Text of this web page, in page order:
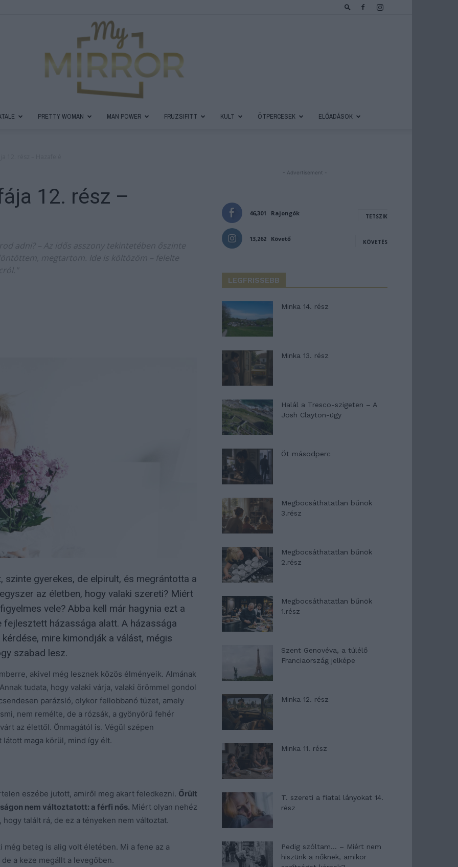
PRETTY WOMAN MAN POWER FRUZSIFITT KULT ÖTPERCESEK ELŐADÁSOK
12. rész –
adni? – Az idős asszony tekintetében őszinte
megtartom. Ide is költözöm – felelte
gyerekes, de elpirult, és megrántotta a
az életben, hogy valaki szereti? Miért
vele? Abba kell már hagynia ezt a
házassága alatt. A házassága
mire kimondják a válást, mégis
szabad lesz.
akivel még lesznek közös élményeik. Almának
tudata, hogy valaki várja, valaki örömmel gondol
parázsló, olykor fellobbanó tüzet, amely
nem remélte, de a rózsák, a gyönyörű fehér
az élettől. Önmagától is. Végül szépen
maga körül, mind így élt.
eszébe jutott, amiről meg akart feledkezni. Őrült
nem változtatott: a férfi nős. Miért olyan nehéz
talált rá, de ez a tényeken nem változtat.
még beteg is alig volt életében. Mi a fene az a
a keze megállt a levegőben.
- Advertisement -
46,301 Rajongók TETSZIK
13,262 Követő KÖVETÉS
LEGFRISSEBB
Minka 14. rész
Minka 13. rész
Halál a Tresco-szigeten – A
Josh Clayton-ügy
Öt másodperc
Megbocsáthatatlan bűnök
3.rész
Megbocsáthatatlan bűnök
2.rész
Megbocsáthatatlan bűnök
1.rész
Szent Genovéva, a túlélő
Franciaország jelképe
Minka 12. rész
Minka 11. rész
T. szereti a fiatal lányokat 14.
rész
Pedig szóltam… – Miért nem
hiszünk a nőknek, amikor